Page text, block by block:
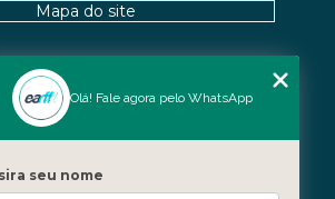
Nossas Unidades
Barra - Rio de Janeiro
Mapa do site
Olá! Fale agora pelo WhatsApp
seu nome